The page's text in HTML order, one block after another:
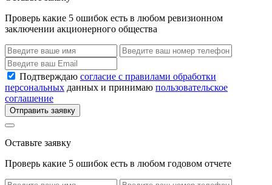
Проверь какие 5 ошибок есть в любом ревизионном
заключении акционерного общества
Подтверждаю согласие с правилами обработки
персональных данных и принимаю пользовательское
соглашение
Отправить заявку
Оставьте заявку
Проверь какие 5 ошибок есть в любом годовом отчете